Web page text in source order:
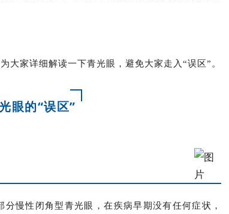
为大家详细解读一下青光眼，避免大家走入“误区”。
眼的“误区”
慢性闭角型青光眼，在疾病早期没有任何症状，